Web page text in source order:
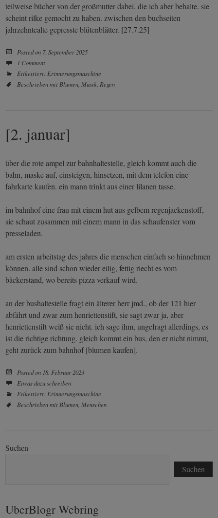
teilweise bücher von der großmutter dabei, die ich aber behalte. sie
scheint rilke gemocht zu haben. zwischen den buchseiten
jahrzehntealte gepresste blütenblätter. [27.7.25]
Posted on 7. September 2025
1 Comment
Etikettiert: Erinnerungsmaschine
Beschrieben mit Blumen Musik Regen
[2. januar]
über die rote ampel zur bahnhaltestelle, gleich kommt auch die
bahn, maske auf, einsteigen, hinsetzen, mit dem telefon eine
fahrkarte kaufen. ein mann trinkt aus einer lilanen tasse.
im bahnhof eine frau mit einem hut aus gelbem regenjackenstoff,
sie schaut zusammen mit einem mann in das schaufenster vom
presseladen.
am ersten arbeitstag des jahres die menschen einfach so hinnehmen
können. alle sind schon wieder eilig, fettig riecht es vom
bäckerstand, wo bereits pizza verkauf wird.
an der bushaltestelle fragt ein älterer herr jmd., ob der 121 hier
abfährt und zwar zum henriettenstift, sie sagt zwar ja, aber
henriettenstift weiß sie nicht. ich sage ihm, ungefragt allerdings, es
ist die richtige richtung. gleich kommt ein bus, den er nicht nimmt,
geht zurück zum bahnhof [blumen kaufen].
Posted on 18. Februar 2023
Etwas dazu schreiben
Etikettiert: Erinnerungsmaschine
Beschrieben mit Blumen Menschen
Suchen
Suchen
UberBlogr Webring